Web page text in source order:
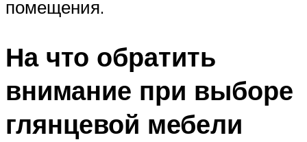
помещения.
На что обратить
внимание при выборе
глянцевой мебели